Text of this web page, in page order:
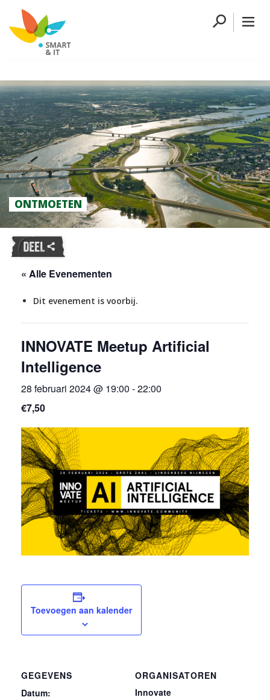
ONTMOETEN
« Alle Evenementen
Dit evenement is voorbij.
INNOVATE Meetup Artificial
Intelligence
28 februari 2024 @ 19:00 -22:00
€7,50
Toevoegen aan kalender
GEGEVENS
Datum:
ORGANISATOREN
Innovate